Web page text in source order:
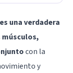
una verdadera
músculos,
con la
y